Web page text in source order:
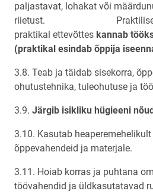
paljastavat, lohakat või
riietust. Praktilise töö
praktikal ettevõttes kannab
(praktikal esindab õppija
3.8. Teab ja täidab sisekorra,
ohutustehnika, tuleohutuse ja
3.9. Järgib isikliku hügieeni
3.10. Kasutab
õppevahendeid ja materjale.
3.11. Hoiab korras ja puhtana
töövahendid ja üldkasutatavad